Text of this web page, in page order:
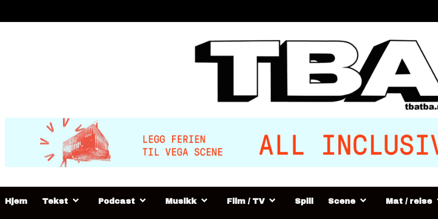
to
Hjem Tekst Podcast Musikk Film / TV Spill Scene Mat / reise